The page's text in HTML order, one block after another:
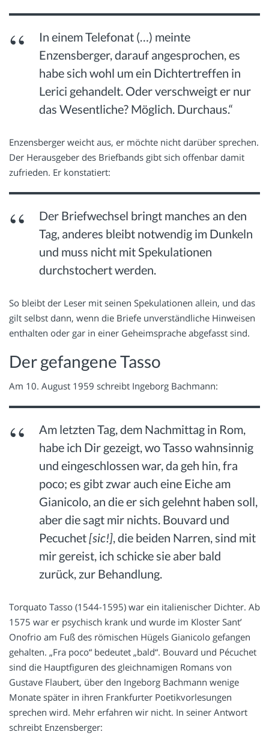
nein! das glücklichsein
die hirne rösten juli insel blaues meer
lerici nahe lerici fern
wer weiß
ich
und vielleicht
glücklichsein der imperativ
wer weiß ob kategorisch ja! oder nein!
du, ja!
ich, mag sein wer weiß jajaja
du hast dich erinnert? ich heiße m.
Übersetzung: Hubert Lengnauer
In einem Telefonat (…) meinte
Enzensberger, darauf angesprochen, es
habe sich wohl um ein Dichtertreffen in
Lerici gehandelt. Oder verschweigt er nur
das Wesentliche? Möglich. Durchaus.“
Enzensberger weicht aus, er möchte nicht darüber sprechen.
Der Herausgeber des Briefbands gibt sich offenbar damit
zufrieden. Er konstatiert:
Der Briefwechsel bringt manches an den
Tag, anderes bleibt notwendig im Dunkeln
und muss nicht mit Spekulationen
durchstochert werden.
So bleibt der Leser mit seinen Spekulationen allein, und das
gilt selbst dann, wenn die Briefe unverständliche Hinweisen
enthalten oder gar in einer Geheimsprache abgefasst sind.
Der gefangene Tasso
Am 10. August 1959 schreibt Ingeborg Bachmann:
Am letzten Tag, dem Nachmittag in Rom,
habe ich Dir gezeigt, wo Tasso wahnsinnig
und eingeschlossen war, da geh hin, fra
poco; es gibt zwar auch eine Eiche am
Gianicolo, an die er sich gelehnt haben soll,
aber die sagt mir nichts. Bouvard und
Pecuchet[sic!], die beiden Narren, sind mit
mir gereist, ich schicke sie aber bald
zurück, zur Behandlung.
Torquato Tasso (1544-1595) war ein italienischer Dichter. Ab
1575 war er psychisch krank und wurde im Kloster Sant’
Onofrio am Fuß des römischen Hügels Gianicolo gefangen
gehalten. „Fra poco“ bedeutet „bald“. Bouvard und Pécuchet
sind die Hauptfiguren des gleichnamigen Romans von
Gustave Flaubert, über den Ingeborg Bachmann wenige
Monate später in ihren Frankfurter Poetikvorlesungen
sprechen wird. Mehr erfahren wir nicht. In seiner Antwort
schreibt Enzensberger: